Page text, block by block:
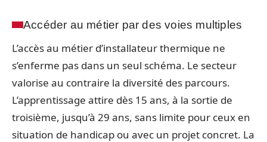
Accéder au métier par des voies multiples
L’accès au métier d’installateur thermique ne
s’enferme pas dans un seul schéma. Le secteur
valorise au contraire la diversité des parcours.
L’apprentissage attire dès 15 ans, à la sortie de
troisième, jusqu’à 29 ans, sans limite pour ceux en
situation de handicap ou avec un projet concret. La